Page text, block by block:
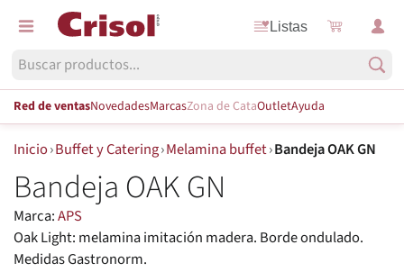
Listas
Red de ventasNovedadesMarcasZona de CataOutletAyuda
Inicio›Buffet y Catering›Melamina buffet›Bandeja OAK GN
Bandeja OAK GN
Marca:APS
Oak Light: melamina imitación madera. Borde ondulado.
Medidas Gastronorm.